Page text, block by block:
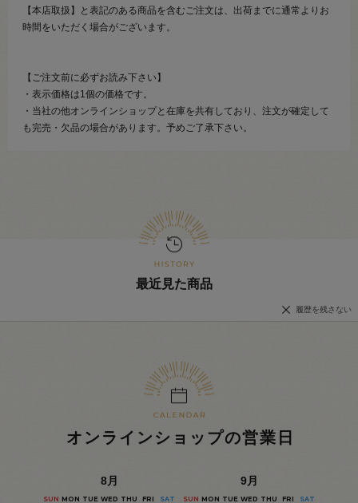
【本店取扱】と表記のある商品を含むご注文は、出荷までに通常よりお
時間をいただく場合がございます。
【ご注文前に必ずお読み下さい】
・表示価格は1個の価格です。
・当社の他オンラインショップと在庫を共有しており、注文が確定して
も完売・欠品の場合があります。予めご了承下さい。
最近見た商品
履歴を残さない
オンラインショップの営業日
8月
SUN MON TUE WED THU FRI SAT
9月
SUN MON TUE WED THU FRI SAT